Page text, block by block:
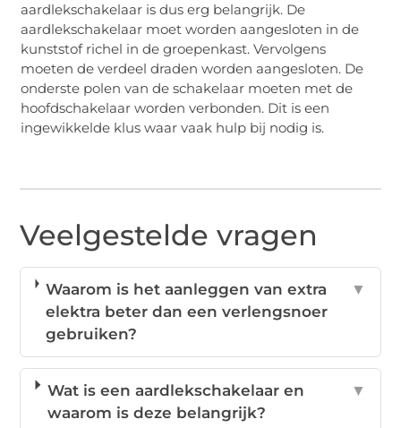
aardlekschakelaar is dus erg belangrijk. De
aardlekschakelaar moet worden aangesloten in de
kunststof richel in de groepenkast. Vervolgens
moeten de verdeel draden worden aangesloten. De
onderste polen van de schakelaar moeten met de
hoofdschakelaar worden verbonden. Dit is een
ingewikkelde klus waar vaak hulp bij nodig is.
Veelgestelde vragen
Waarom is het aanleggen van extra
elektra beter dan een verlengsnoer
gebruiken?
▼
Wat is een aardlekschakelaar en
waarom is deze belangrijk?
▼